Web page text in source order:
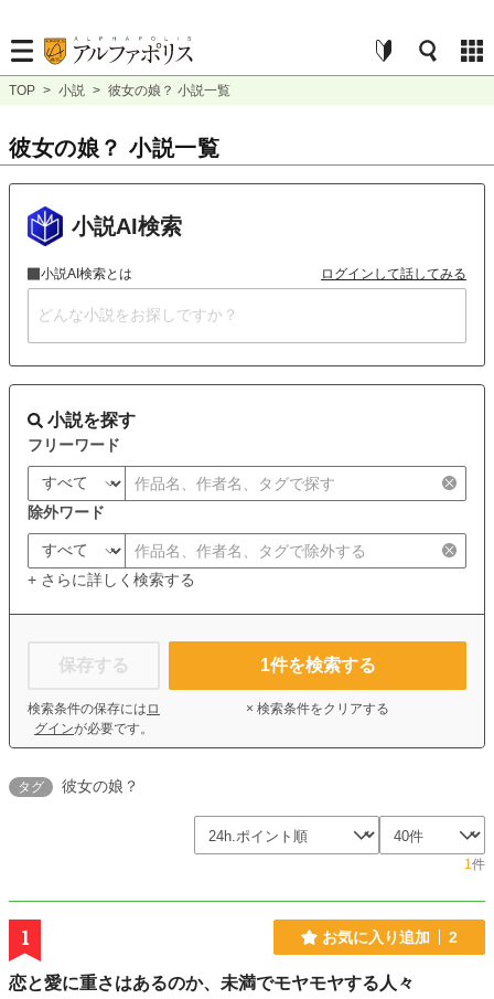
TOP > 小説 > 彼女の娘？ 小説一覧
彼女の娘？ 小説一覧
小説AI検索
小説AI検索とは ログインして話してみる
小説を探す
フリーワード
除外ワード
+ さらに詳しく検索する
保存する
検索条件の保存には ロ
グインが必要です。
1件を検索する
× 検索条件をクリアする
タグ 彼女の娘？
1件
1 お気に入り追加 2
恋と愛に重さはあるのか、未満でモヤモヤする人々